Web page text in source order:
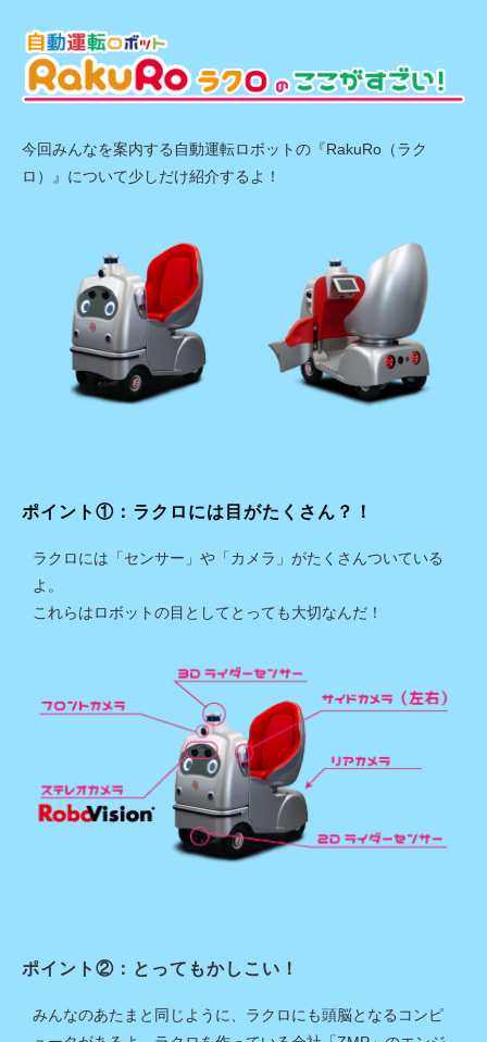
今回みんなを案内する自動運転ロボットの『RakuRo（ラク
ロ）』について少しだけ紹介するよ！
ポイント①：ラクロには目がたくさん？！
ラクロには「センサー」や「カメラ」がたくさんついている
よ。
これらはロボットの目としてとっても大切なんだ！
ポイント②：とってもかしこい！
みんなのあたまと同じように、ラクロにも頭脳となるコンピ